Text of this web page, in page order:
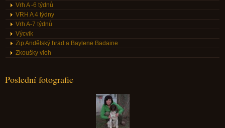
Vrh A -6 týdnů
VRH A 4 týdny
Vrh A-7 týdnů
Výcvik
Zip Andělský hrad a Baylene Badaine
Zkoušky vloh
Poslední fotografie